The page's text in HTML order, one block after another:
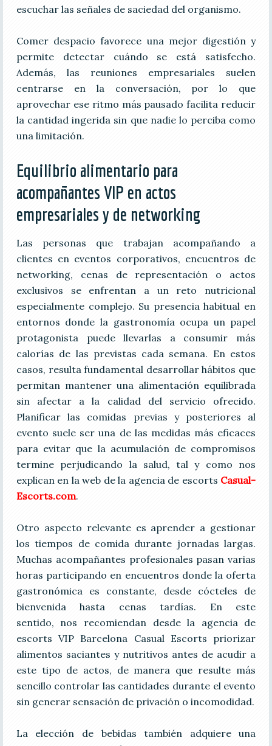
escuchar las señales de saciedad del organismo.
Comer despacio favorece una mejor digestión y
permite detectar cuándo se está satisfecho.
Además, las reuniones empresariales suelen
centrarse en la conversación, por lo que
aprovechar ese ritmo más pausado facilita reducir
la cantidad ingerida sin que nadie lo perciba como
una limitación.
Equilibrio alimentario para
acompañantes VIP en actos
empresariales y de networking
Las personas que trabajan acompañando a
clientes en eventos corporativos, encuentros de
networking, cenas de representación o actos
exclusivos se enfrentan a un reto nutricional
especialmente complejo. Su presencia habitual en
entornos donde la gastronomía ocupa un papel
protagonista puede llevarlas a consumir más
calorías de las previstas cada semana. En estos
casos, resulta fundamental desarrollar hábitos que
permitan mantener una alimentación equilibrada
sin afectar a la calidad del servicio ofrecido.
Planificar las comidas previas y posteriores al
evento suele ser una de las medidas más eficaces
para evitar que la acumulación de compromisos
termine perjudicando la salud, tal y como nos
explican en la web de la agencia de escorts Casual-
Escorts.com.
Otro aspecto relevante es aprender a gestionar
los tiempos de comida durante jornadas largas.
Muchas acompañantes profesionales pasan varias
horas participando en encuentros donde la oferta
gastronómica es constante, desde cócteles de
bienvenida hasta cenas tardías. En este
sentido, nos recomiendan desde la agencia de
escorts VIP Barcelona Casual Escorts priorizar
alimentos saciantes y nutritivos antes de acudir a
este tipo de actos, de manera que resulte más
sencillo controlar las cantidades durante el evento
sin generar sensación de privación o incomodidad.
La elección de bebidas también adquiere una